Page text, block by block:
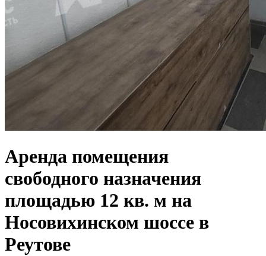
Аренда помещения
свободного назначения
площадью 12 кв. м на
Носовихинском шоссе в
Реутове